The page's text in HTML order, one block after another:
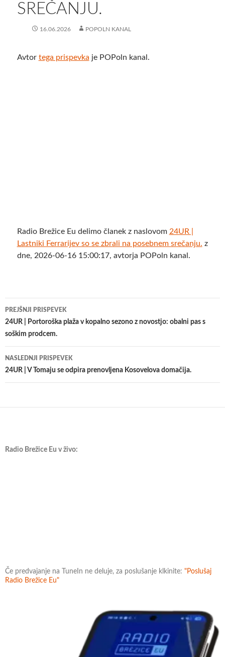
SREČANJU.
16.06.2026 POPOLN KANAL
Avtor tega prispevka je POPoln kanal.
Radio Brežice Eu delimo članek z naslovom 24UR |
Lastniki Ferrarijev so se zbrali na posebnem srečanju. z
dne, 2026-06-16 15:00:17, avtorja POPoln kanal.
Krmarjenje
po
prispevkih
PREJŠNJI PRISPEVEK
24UR | Portoroška plaža v kopalno sezono z novostjo: obalni pas s
soškim prodcem.
NASLEDNJI PRISPEVEK
24UR | V Tomaju se odpira prenovljena Kosovelova domačija.
Radio Brežice Eu v živo:
Če predvajanje na TuneIn ne deluje, za poslušanje klkinite: "Poslušaj
Radio Brežice Eu"